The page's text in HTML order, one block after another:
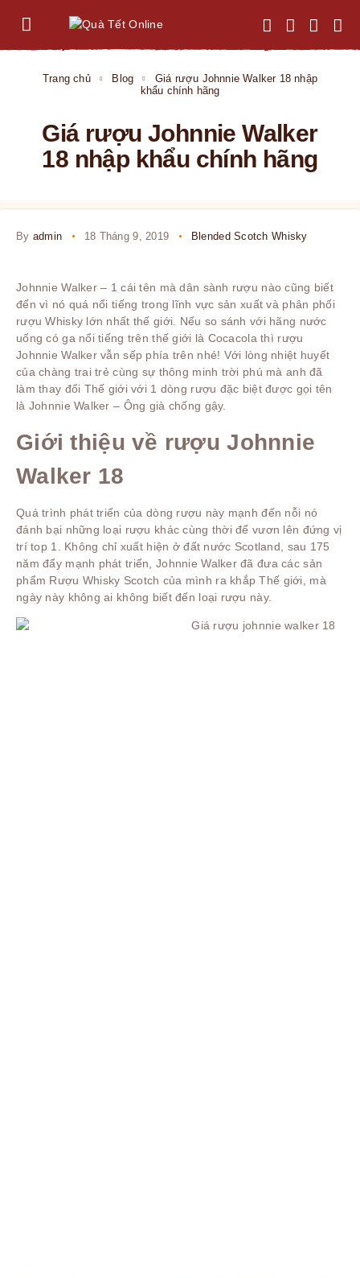
Trang chủ Blog
Giá rượu Johnnie Walker 18 nhập
khẩu chính hãng
Giá rượu Johnnie Walker
18 nhập khẩu chính hãng
By admin 18 Tháng 9, 2019 Blended Scotch Whisky
Johnnie Walker – 1 cái tên mà dân sành rượu nào cũng biết
đến vì nó quá nổi tiếng trong lĩnh vực sản xuất và phân phối
rượu Whisky lớn nhất thế giới. Nếu so sánh với hãng nước
uống có ga nổi tiếng trên thế giới là Cocacola thì rượu
Johnnie Walker vẫn sếp phía trên nhé! Với lòng nhiệt huyết
của chàng trai trẻ cùng sự thông minh trời phú mà anh đã
làm thay đổi Thế giới với 1 dòng rượu đặc biệt được gọi tên
là Johnnie Walker – Ông già chống gậy.
Giới thiệu về rượu Johnnie
Walker 18
Quá trình phát triển của dòng rượu này mạnh đến nỗi nó
đánh bại những loại rượu khác cùng thời để vươn lên đứng vị
trí top 1. Không chỉ xuất hiện ở đất nước Scotland, sau 175
năm đẩy mạnh phát triển, Johnnie Walker đã đưa các sản
phẩm Rượu Whisky Scotch của mình ra khắp Thế giới, mà
ngày này không ai không biết đến loại rượu này.